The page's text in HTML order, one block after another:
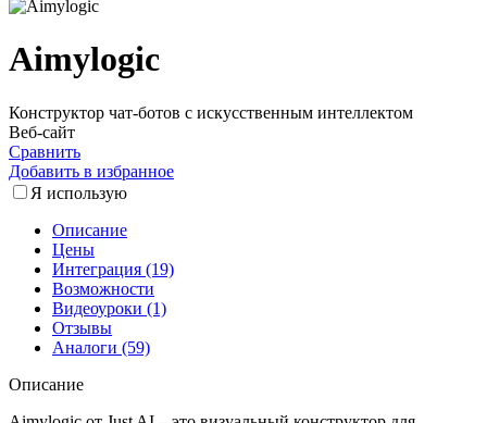
Aimylogic
Конструктор чат-ботов с искусственным интеллектом
Веб-сайт
Сравнить
Добавить в избранное
Я использую
Описание
Цены
Интеграция (19)
Возможности
Видеоуроки (1)
Отзывы
Аналоги (59)
Описание